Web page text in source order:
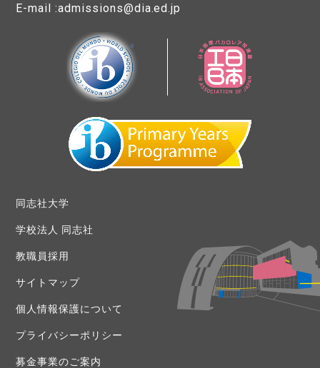
E-mail :admissions@dia.ed.jp
同志社大学
学校法人 同志社
教職員採用
サイトマップ
個人情報保護について
プライバシーポリシー
募金事業のご案内